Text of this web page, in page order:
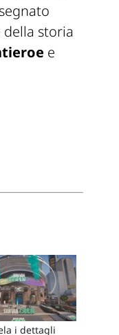
storia
e
i dettagli